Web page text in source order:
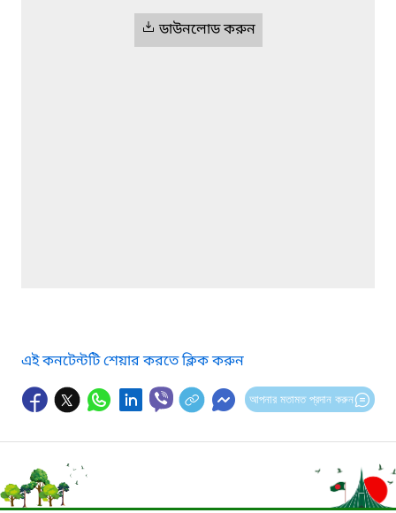
ডাউনলোড করুন
এই কনটেন্টটি শেয়ার করতে ক্লিক করুন
আপনার মতামত প্রদান করুন